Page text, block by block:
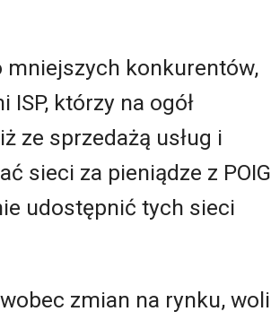
mniejszych konkurentów,
którzy na ogół
ze sprzedażą usług i
sieci za pieniądze z POIG
udostępnić tych sieci
zmian na rynku, woli